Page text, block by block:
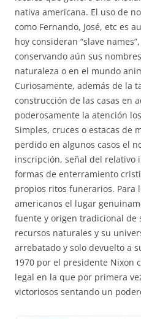
nativa americana. El uso de
como Fernando, José, etc es
hoy consideran “slave
conservando aún sus
naturaleza o en el mundo
Curiosamente, además de la
construcción de las casas en
poderosamente la atención
Simples, cruces o estacas de
perdido en algunos casos el
inscripción, señal del relativo
formas de enterramiento
propios ritos funerarios. Para
americanos el lugar
fuente y origen tradicional de
recursos naturales y su
arrebatado y solo devuelto a
1970 por el presidente Nixon
legal en la que por primera
victoriosos sentando un